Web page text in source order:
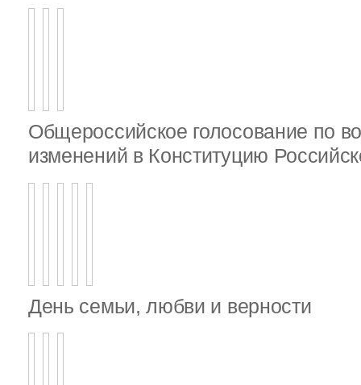
Общероссийское голосование по
изменений в Конституцию
День семьи, любви и верности